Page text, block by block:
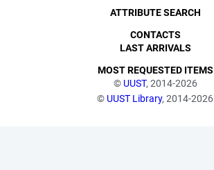
© UUST, 2014-2026
© UUST Library, 2014-2026
ATTRIBUTE SEARCH
CONTACTS
LAST ARRIVALS
MOST REQUESTED ITEMS